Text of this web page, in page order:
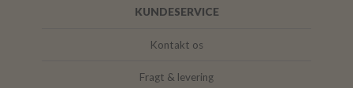
KUNDESERVICE
Kontakt os
Fragt & levering